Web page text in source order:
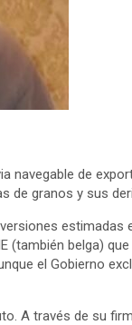
navegable de
de granos y sus
estimadas
(también belga)
el Gobierno
A través de su